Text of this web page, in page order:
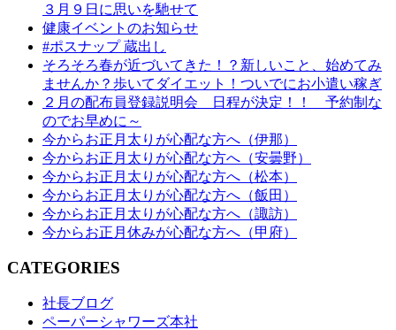
３月９日に思いを馳せて
健康イベントのお知らせ
#ポスナップ 蔵出し
そろそろ春が近づいてきた！？新しいこと、始めてみ
ませんか？歩いてダイエット！ついでにお小遣い稼ぎ
２月の配布員登録説明会 日程が決定！！ 予約制な
のでお早めに～
今からお正月太りが心配な方へ（伊那）
今からお正月太りが心配な方へ（安曇野）
今からお正月太りが心配な方へ（松本）
今からお正月太りが心配な方へ（飯田）
今からお正月太りが心配な方へ（諏訪）
今からお正月休みが心配な方へ（甲府）
CATEGORIES
社長ブログ
ペーパーシャワーズ本社